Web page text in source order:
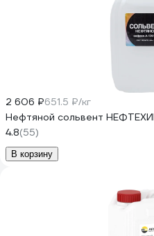
2 606 ₽651.5 ₽/кг
Нефтяной сольвент
4.8(55)
В корзину